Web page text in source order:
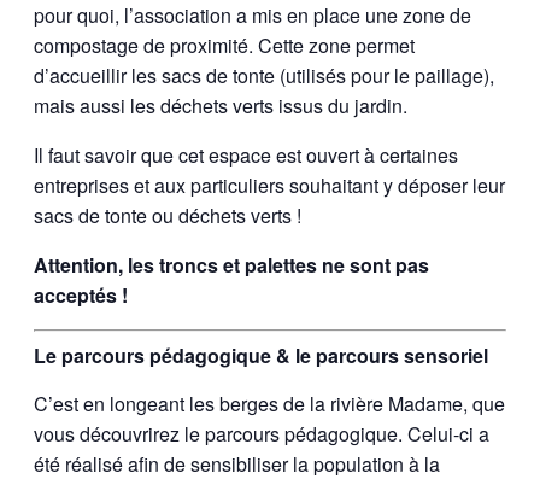
pour quoi, l’association a mis en place une zone de
compostage de proximité. Cette zone permet
d’accueillir les sacs de tonte (utilisés pour le paillage),
mais aussi les déchets verts issus du jardin.
Il faut savoir que cet espace est ouvert à certaines
entreprises et aux particuliers souhaitant y déposer leur
sacs de tonte ou déchets verts !
Attention, les troncs et palettes ne sont pas
acceptés !
Le parcours pédagogique & le parcours sensoriel
C’est en longeant les berges de la rivière Madame, que
vous découvrirez le parcours pédagogique. Celui-ci a
été réalisé afin de sensibiliser la population à la